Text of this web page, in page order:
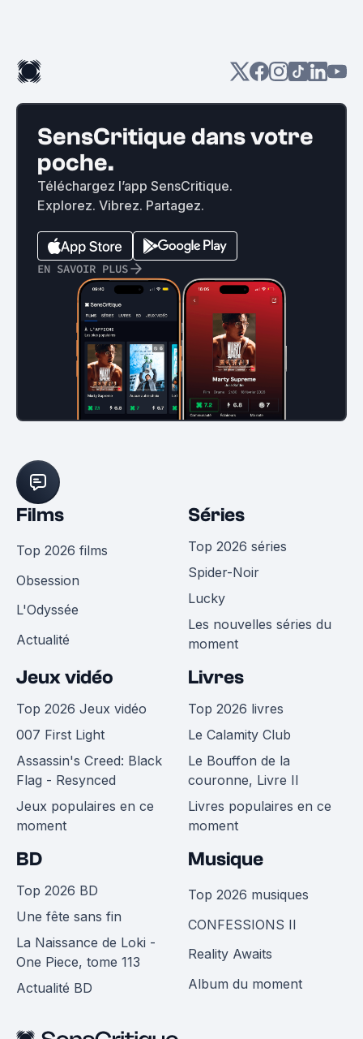
SensCritique dans votre
poche.
Téléchargez l’app SensCritique.
Explorez. Vibrez. Partagez.
EN SAVOIR PLUS
Films
Top 2026 films
Obsession
L'Odyssée
Actualité
Séries
Top 2026 séries
Spider-Noir
Lucky
Les nouvelles séries du
moment
Jeux vidéo
Top 2026 Jeux vidéo
007 First Light
Assassin's Creed: Black
Flag - Resynced
Jeux populaires en ce
moment
Livres
Top 2026 livres
Le Calamity Club
Le Bouffon de la
couronne, Livre II
Livres populaires en ce
moment
BD
Top 2026 BD
Une fête sans fin
La Naissance de Loki -
One Piece, tome 113
Actualité BD
Musique
Top 2026 musiques
CONFESSIONS II
Reality Awaits
Album du moment